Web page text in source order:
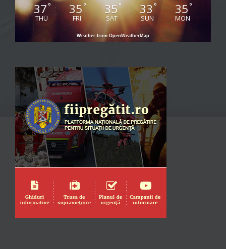
37°
THU
35°
FRI
35°
SAT
33°
SUN
35°
MON
Weather from OpenWeatherMap